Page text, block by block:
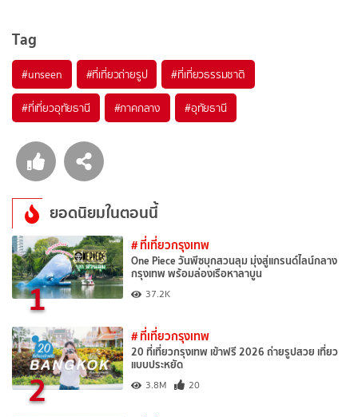
Tag
#unseen #ที่เที่ยวถ่ายรูป #ที่เที่ยวธรรมชาติ
#ที่เที่ยวอุทัยธานี #ภาคกลาง #อุทัยธานี
ยอดนิยมในตอนนี้
1
# ที่เที่ยวกรุงเทพ
One Piece วันพีซบุกสวนลุม มุ่งสู่แกรนด์ไลน์กลาง
กรุงเทพ พร้อมล่องเรือหาลาบูน
37.2K
2
# ที่เที่ยวกรุงเทพ
20 ที่เที่ยวกรุงเทพ เข้าฟรี 2026 ถ่ายรูปสวย เที่ยว
แบบประหยัด
3.8M 20